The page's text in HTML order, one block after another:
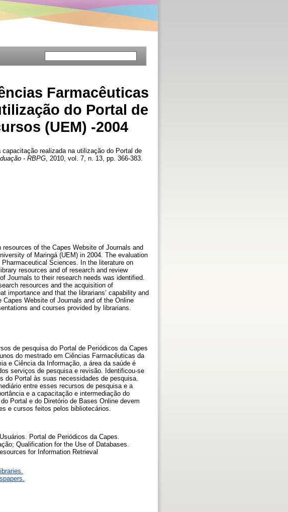
Farmacêuticas
do Portal de
(UEM) -2004
realizada na utilização do Portal de
- RBPG , 2010, vol. 7, n. 13, pp. 366-383.
of the Capes Website of Journals and
of Maringá (UEM) in 2004. The evaluation
Sciences. In the literature on
resources and of research and review
Journals to their research needs was identified.
resources and the acquisition of
importance and that the librarians’ capability and
Website of Journals and of the Online
and courses provided by librarians.
de pesquisa do Portal de Periódicos da Capes
do mestrado em Ciências Farmacêuticas da
e Ciência da Informação, a área da saúde é
serviços de pesquisa e revisão. Identificou-se
do Portal às suas necessidades de pesquisa.
entre esses recursos de pesquisa e a
e a capacitação e intermediação do
Portal e do Diretório de Bases Online devem
e cursos feitos pelos bibliotecários.
Portal de Periódicos da Capes.
Qualification for the Use of Databases.
for Information Retrieval